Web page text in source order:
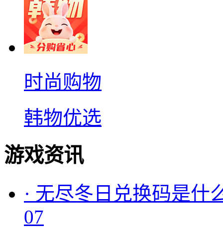
时尚购物
韩物优选
游戏资讯
· 无尽冬日兑换码是什
07